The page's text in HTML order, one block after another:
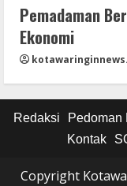
Pemadaman
Ekonomi
Redaksi Pedoman
Kontak
Copyright